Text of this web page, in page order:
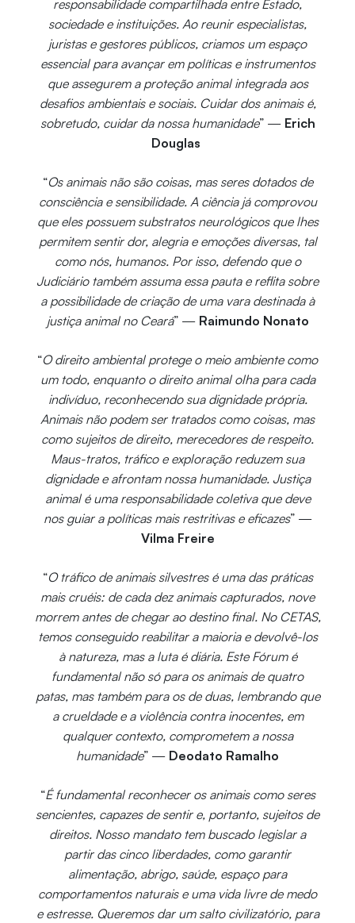
responsabilidade compartilhada entre Estado,
sociedade e instituições. Ao reunir especialistas,
juristas e gestores públicos, criamos um espaço
essencial para avançar em políticas e instrumentos
que assegurem a proteção animal integrada aos
desafios ambientais e sociais. Cuidar dos animais é,
sobretudo, cuidar da nossa humanidade” — Erich
Douglas
“Os animais não são coisas, mas seres dotados de
consciência e sensibilidade. A ciência já comprovou
que eles possuem substratos neurológicos que lhes
permitem sentir dor, alegria e emoções diversas, tal
como nós, humanos. Por isso, defendo que o
Judiciário também assuma essa pauta e reflita sobre
a possibilidade de criação de uma vara destinada à
justiça animal no Ceará” — Raimundo Nonato
“O direito ambiental protege o meio ambiente como
um todo, enquanto o direito animal olha para cada
indivíduo, reconhecendo sua dignidade própria.
Animais não podem ser tratados como coisas, mas
como sujeitos de direito, merecedores de respeito.
Maus-tratos, tráfico e exploração reduzem sua
dignidade e afrontam nossa humanidade. Justiça
animal é uma responsabilidade coletiva que deve
nos guiar a políticas mais restritivas e eficazes” —
Vilma Freire
“O tráfico de animais silvestres é uma das práticas
mais cruéis: de cada dez animais capturados, nove
morrem antes de chegar ao destino final. No CETAS,
temos conseguido reabilitar a maioria e devolvê-los
à natureza, mas a luta é diária. Este Fórum é
fundamental não só para os animais de quatro
patas, mas também para os de duas, lembrando que
a crueldade e a violência contra inocentes, em
qualquer contexto, comprometem a nossa
humanidade” — Deodato Ramalho
“É fundamental reconhecer os animais como seres
sencientes, capazes de sentir e, portanto, sujeitos de
direitos. Nosso mandato tem buscado legislar a
partir das cinco liberdades, como garantir
alimentação, abrigo, saúde, espaço para
comportamentos naturais e uma vida livre de medo
e estresse. Queremos dar um salto civilizatório, para